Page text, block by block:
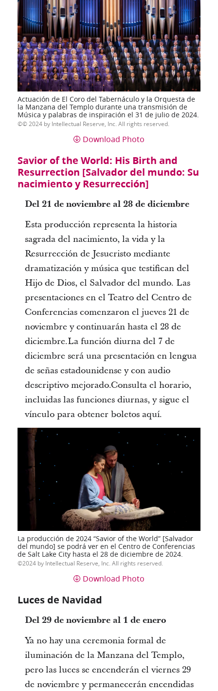
Actuación de El Coro del Tabernáculo y la Orquesta de
la Manzana del Templo durante una transmisión de
Música y palabras de inspiración el 31 de julio de 2024.
© 2024 by Intellectual Reserve, Inc. All rights reserved.
Download Photo
Savior of the World: His Birth and
Resurrection [Salvador del mundo: Su
nacimiento y Resurrección]
Del 21 de noviembre al 28 de diciembre
Esta producción representa la historia
sagrada del nacimiento, la vida y la
Resurrección de Jesucristo mediante
dramatización y música que testifican del
Hijo de Dios, el Salvador del mundo. Las
presentaciones en el Teatro del Centro de
Conferencias comenzaron el jueves 21 de
noviembre y continuarán hasta el 28 de
diciembre.La función diurna del 7 de
diciembre será una presentación en lengua
de señas estadounidense y con audio
descriptivo mejorado.Consulta el horario,
incluidas las funciones diurnas, y sigue el
vínculo para obtener boletos aquí.
La producción de 2024 “Savior of the World” [Salvador
del mundo] se podrá ver en el Centro de Conferencias
de Salt Lake City hasta el 28 de diciembre de 2024.
2024 by Intellectual Reserve, Inc. All rights reserved.
Download Photo
Luces de Navidad
Del 29 de noviembre al 1 de enero
Ya no hay una ceremonia formal de
iluminación de la Manzana del Templo,
pero las luces se encenderán el viernes 29
de noviembre y permanecerán encendidas